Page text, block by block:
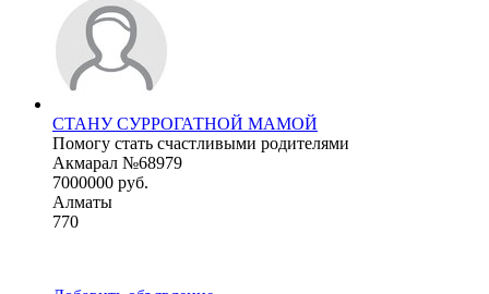
СТАНУ СУРРОГАТНОЙ МАМОЙ
Помогу стать счастливыми родителями
Акмарал №68979
7000000 руб.
Алматы
770